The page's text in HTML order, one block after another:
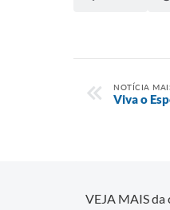
NOTÍCIA
Viva o
VEJA MAIS da